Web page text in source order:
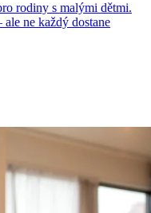
rodiny s malými dětmi.
ne každý dostane